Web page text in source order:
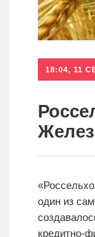
карты
Кредиты
Ипотеки
18:04, 11
один из
кредитно-